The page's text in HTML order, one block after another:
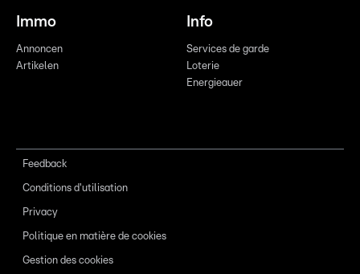
Immo
Annoncen
Artikelen
Info
Services de garde
Loterie
Energieauer
Feedback
Conditions d'utilisation
Privacy
Politique en matière de cookies
Gestion des cookies